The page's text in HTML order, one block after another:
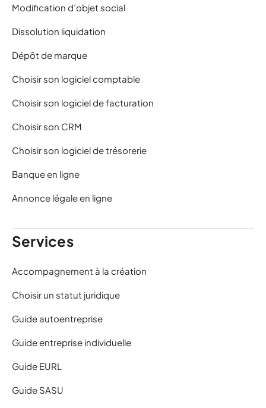
Modification d’objet social
Dissolution liquidation
Dépôt de marque
Choisir son logiciel comptable
Choisir son logiciel de facturation
Choisir son CRM
Choisir son logiciel de trésorerie
Banque en ligne
Annonce légale en ligne
Services
Accompagnement à la création
Choisir un statut juridique
Guide autoentreprise
Guide entreprise individuelle
Guide EURL
Guide SASU